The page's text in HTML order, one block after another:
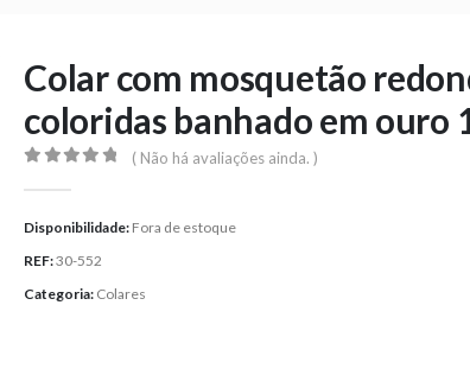
Colar com mosquetão
coloridas banhado em ouro
( Não há avaliações ainda. )
Disponibilidade: Fora de estoque
REF:30-552
Categoria: Colares